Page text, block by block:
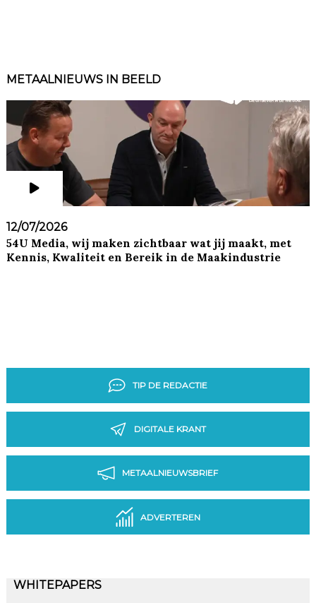
METAALNIEUWS IN BEELD
12/07/2026
54U Media, wij maken zichtbaar wat jij maakt, met
Kennis, Kwaliteit en Bereik in de Maakindustrie
TIP DE REDACTIE
DIGITALE KRANT
METAALNIEUWSBRIEF
ADVERTEREN
WHITEPAPERS